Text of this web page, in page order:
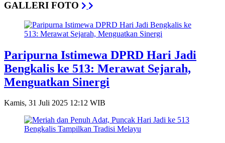
GALLERI FOTO
Paripurna Istimewa DPRD Hari Jadi
Bengkalis ke 513: Merawat Sejarah,
Menguatkan Sinergi
Kamis, 31 Juli 2025 12:12 WIB